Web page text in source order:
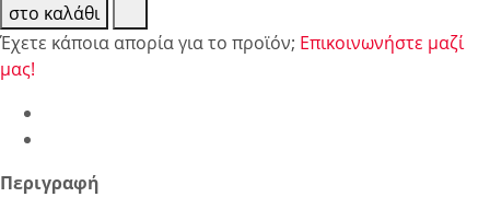
στο καλάθι
Έχετε κάποια απορία για το προϊόν; Επικοινωνήστε μαζί
μας!
Περιγραφή